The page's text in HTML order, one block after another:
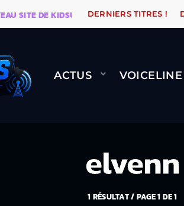
DE KIDSUNE WARÉTRO
DERNIERS TITRES !
ACTUS VOICELINE
elvenn
1 RÉSULTAT / PAGE 1 DE 1